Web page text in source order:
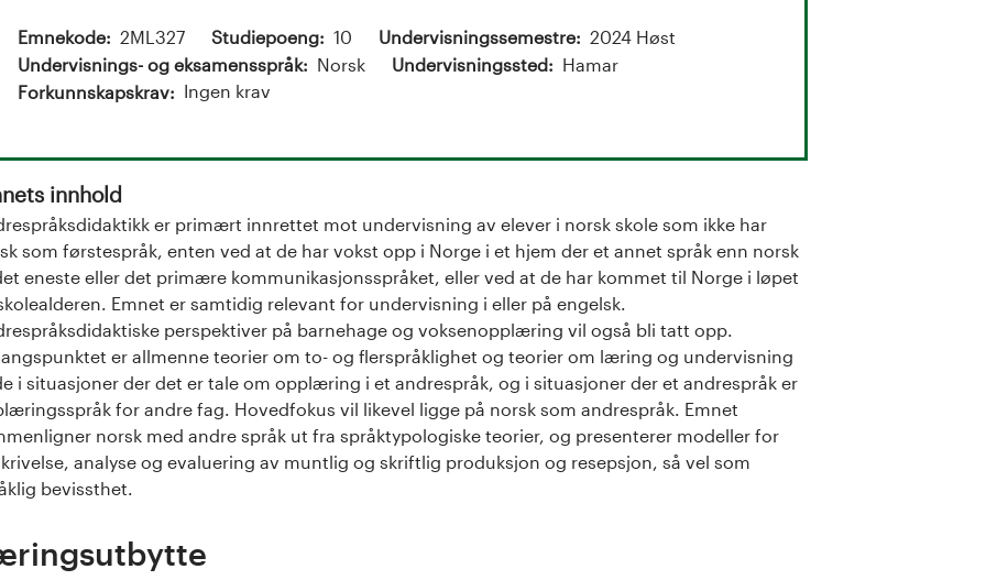
Emnekode 2ML327 Studiepoeng 10 Undervisningssemestre
2024 Høst
Undervisnings- og eksamensspråk
Norsk Undervisningssted
Hamar
Forkunnskapskrav
Ingen krav
innhold
er primært innrettet mot undervisning av elever i norsk skole som ikke har
som førstespråk, enten ved at de har vokst opp i Norge i et hjem der et annet språk enn norsk
eneste eller det primære kommunikasjonsspråket, eller ved at de har kommet til Norge i løpet
Emnet er samtidig relevant for undervisning i eller på engelsk.
perspektiver på barnehage og voksenopplæring vil også bli tatt opp.
er allmenne teorier om to- og flerspråklighet og teorier om læring og undervisning
i situasjoner der det er tale om opplæring i et andrespråk, og i situasjoner der et andrespråk er
for andre fag. Hovedfokus vil likevel ligge på norsk som andrespråk. Emnet
norsk med andre språk ut fra språktypologiske teorier, og presenterer modeller for
analyse og evaluering av muntlig og skriftlig produksjon og resepsjon, så vel som
bevissthet.